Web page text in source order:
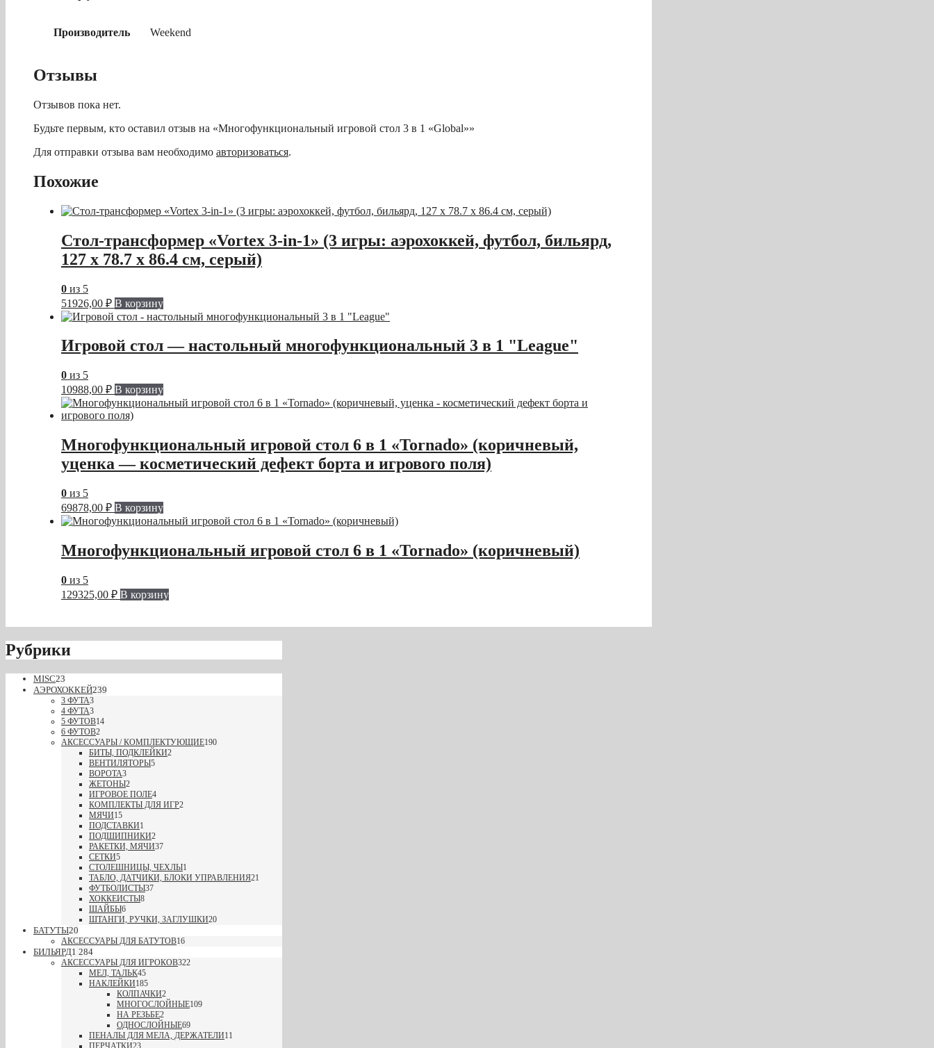
Производитель Weekend
Отзывы
Отзывов пока нет.
Будьте первым, кто оставил отзыв на «Многофункциональный игровой стол 3 в 1 «Global»»
Для отправки отзыва вам необходимо авторизоваться.
Похожие
Стол-трансформер «Vortex 3-in-1» (3 игры: аэрохоккей, футбол, бильярд,
127 х 78.7 х 86.4 см, серый)
0 из 5
51926,00 ₽ В корзину
Игровой стол — настольный многофункциональный 3 в 1 "League"
0 из 5
10988,00 ₽ В корзину
Многофункциональный игровой стол 6 в 1 «Tornado» (коричневый,
уценка — косметический дефект борта и игрового поля)
0 из 5
69878,00 ₽ В корзину
Многофункциональный игровой стол 6 в 1 «Tornado» (коричневый)
0 из 5
129325,00 ₽ В корзину
Рубрики
MISC23
АЭРОХОККЕЙ239
3 ФУТА3
4 ФУТА3
5 ФУТОВ14
6 ФУТОВ2
АКСЕССУАРЫ / КОМПЛЕКТУЮЩИЕ190
БИТЫ, ПОДКЛЕЙКИ2
ВЕНТИЛЯТОРЫ5
ВОРОТА3
ЖЕТОНЫ2
ИГРОВОЕ ПОЛЕ4
КОМПЛЕКТЫ ДЛЯ ИГР2
МЯЧИ15
ПОДСТАВКИ1
ПОДШИПНИКИ2
РАКЕТКИ, МЯЧИ37
СЕТКИ5
СТОЛЕШНИЦЫ, ЧЕХЛЫ1
ТАБЛО, ДАТЧИКИ, БЛОКИ УПРАВЛЕНИЯ21
ФУТБОЛИСТЫ37
ХОККЕИСТЫ8
ШАЙБЫ6
ШТАНГИ, РУЧКИ, ЗАГЛУШКИ20
БАТУТЫ20
АКСЕССУАРЫ ДЛЯ БАТУТОВ16
БИЛЬЯРД1 284
АКСЕССУАРЫ ДЛЯ ИГРОКОВ322
МЕЛ, ТАЛЬК45
НАКЛЕЙКИ185
КОЛПАЧКИ2
МНОГОСЛОЙНЫЕ109
НА РЕЗЬБЕ2
ОДНОСЛОЙНЫЕ69
ПЕНАЛЫ ДЛЯ МЕЛА, ДЕРЖАТЕЛИ11
ПЕРЧАТКИ23